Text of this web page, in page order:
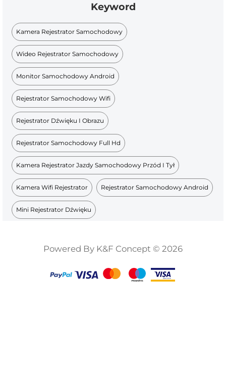
Keyword
Kamera Rejestrator Samochodowy
Wideo Rejestrator Samochodowy
Monitor Samochodowy Android
Rejestrator Samochodowy Wifi
Rejestrator Dźwięku I Obrazu
Rejestrator Samochodowy Full Hd
Kamera Rejestrator Jazdy Samochodowy Przód I Tył
Kamera Wifi Rejestrator Rejestrator Samochodowy Android
Mini Rejestrator Dźwięku
Powered By K&F Concept © 2026